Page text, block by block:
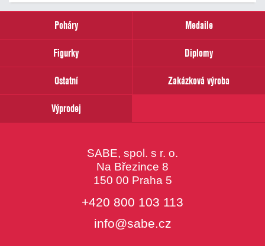
email
Poháry
Medaile
Figurky
Diplomy
Ostatní
Zakázková výroba
Výprodej
SABE, spol. s r. o.
Na Březince 8
150 00 Praha 5
+420 800 103 113
info@sabe.cz